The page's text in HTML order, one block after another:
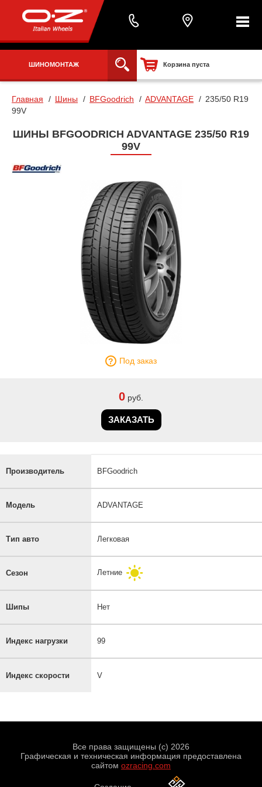
ШИНОМОНТАЖ Корзина пуста
Главная Шины BFGoodrich ADVANTAGE
235/50 R19
99V
ШИНЫ BFGOODRICH ADVANTAGE 235/50 R19
99V
Под заказ
0 руб.
ЗАКАЗАТЬ
Производитель BFGoodrich
Модель ADVANTAGE
Тип авто Легковая
Сезон Летние
Шипы Нет
Индекс нагрузки 99
Индекс скорости V
Все права защищены (с) 2026
Графическая и техническая информация предоставлена
сайтом ozracing.com